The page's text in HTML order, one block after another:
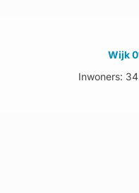
Wijk
Inwoners: